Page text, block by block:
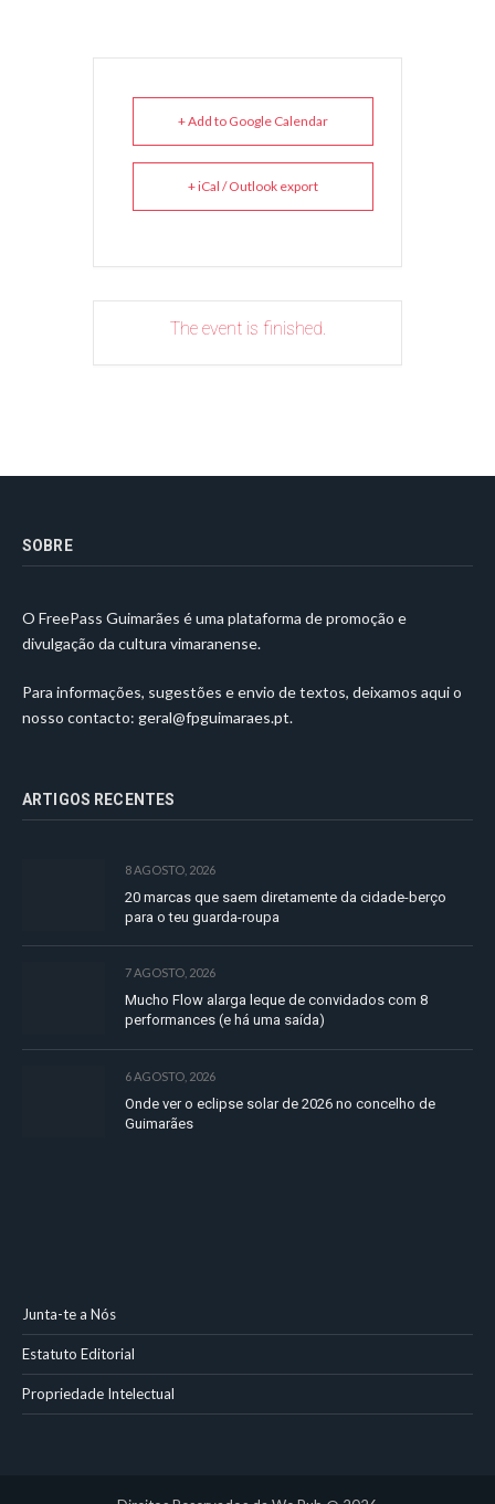
+ Add to Google Calendar
+ iCal / Outlook export
The event is finished.
SOBRE
O FreePass Guimarães é uma plataforma de promoção e
divulgação da cultura vimaranense.
Para informações, sugestões e envio de textos, deixamos aqui o
nosso contacto: geral@fpguimaraes.pt.
ARTIGOS RECENTES
8 AGOSTO, 2026
20 marcas que saem diretamente da cidade-berço
para o teu guarda-roupa
7 AGOSTO, 2026
Mucho Flow alarga leque de convidados com 8
performances (e há uma saída)
6 AGOSTO, 2026
Onde ver o eclipse solar de 2026 no concelho de
Guimarães
Junta-te a Nós
Estatuto Editorial
Propriedade Intelectual